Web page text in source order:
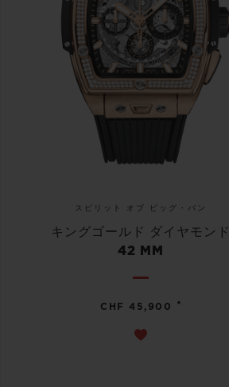
スピリット オブ ビッグ・バン
キングゴールド ダイヤモンド
42 MM
CHF 45,900 •